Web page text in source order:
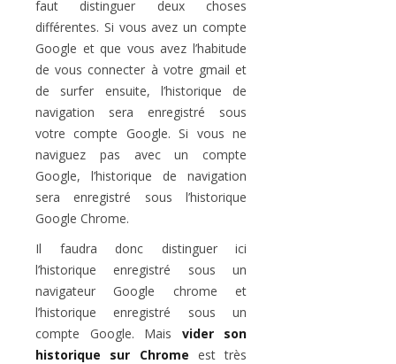
faut distinguer deux choses
différentes. Si vous avez un compte
Google et que vous avez l’habitude
de vous connecter à votre gmail et
de surfer ensuite, l’historique de
navigation sera enregistré sous
votre compte Google. Si vous ne
naviguez pas avec un compte
Google, l’historique de navigation
sera enregistré sous l’historique
Google Chrome.
Il faudra donc distinguer ici
l’historique enregistré sous un
navigateur Google chrome et
l’historique enregistré sous un
compte Google. Mais vider son
historique sur Chrome est très